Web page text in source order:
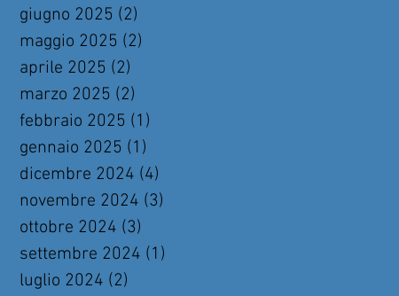
giugno 2025 (2)
maggio 2025 (2)
aprile 2025 (2)
marzo 2025 (2)
febbraio 2025 (1)
gennaio 2025 (1)
dicembre 2024 (4)
novembre 2024 (3)
ottobre 2024 (3)
settembre 2024 (1)
luglio 2024 (2)